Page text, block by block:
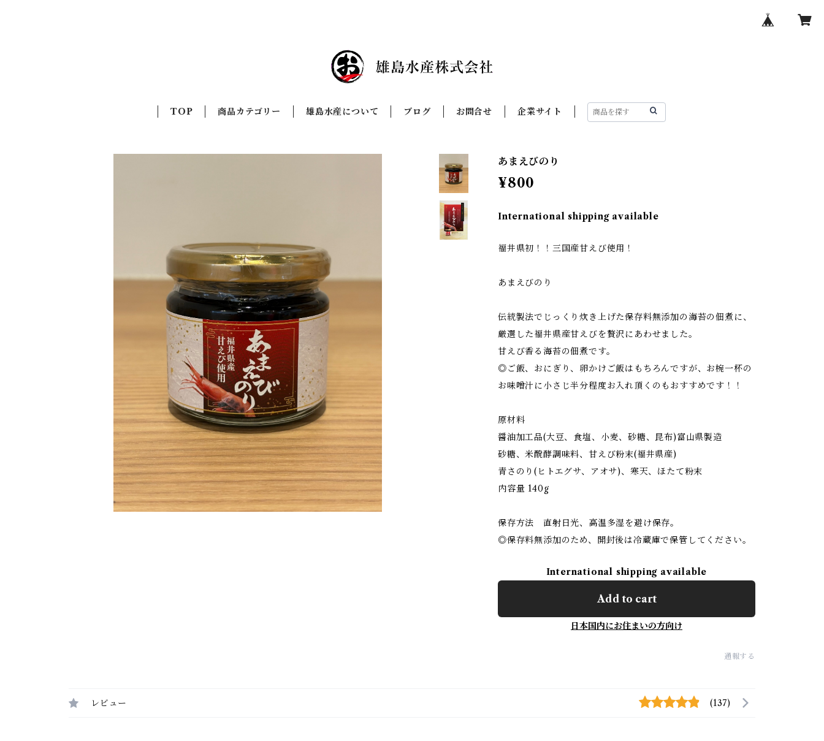
TOP 商品カテゴリー 雄島水産について ブログ お問合せ 企業サイト
あまえびのり
¥800
International shipping available
福井県初！！三国産甘えび使用！
あまえびのり
伝統製法でじっくり炊き上げた保存料無添加の海苔の佃煮に、
厳選した福井県産甘えびを贅沢にあわせました。
甘えび香る海苔の佃煮です。
◎ご飯、おにぎり、卵かけご飯はもちろんですが、お椀一杯の
お味噌汁に小さじ半分程度お入れ頂くのもおすすめです！！
原材料
醤油加工品(大豆、食塩、小麦、砂糖、昆布)富山県製造
砂糖、米醗酵調味料、甘えび粉末(福井県産)
青さのり(ヒトエグサ、アオサ)、寒天、ほたて粉末
内容量 140g
保存方法 直射日光、高温多湿を避け保存。
◎保存料無添加のため、開封後は冷蔵庫で保管してください。
International shipping available
Add to cart
日本国内にお住まいの方向け
通報する
レビュー (137)